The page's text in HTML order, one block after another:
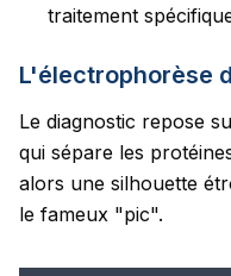
traitement
L'électrophorèse
Le diagnostic repose
qui sépare les
alors une silhouette
le fameux "pic".